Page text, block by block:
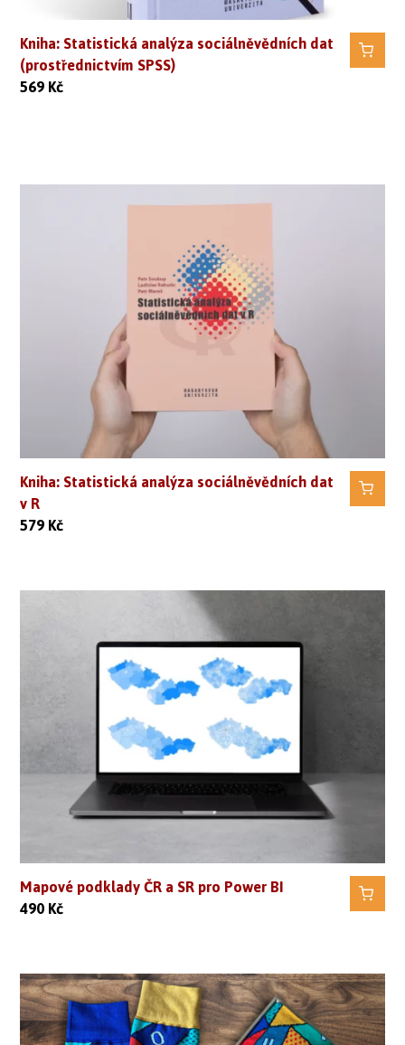
Kniha: Statistická analýza sociálněvědních dat
(prostřednictvím SPSS)
569Kč
Kniha: Statistická analýza sociálněvědních dat
v R
579Kč
Mapové podklady ČR a SR pro Power BI
490Kč